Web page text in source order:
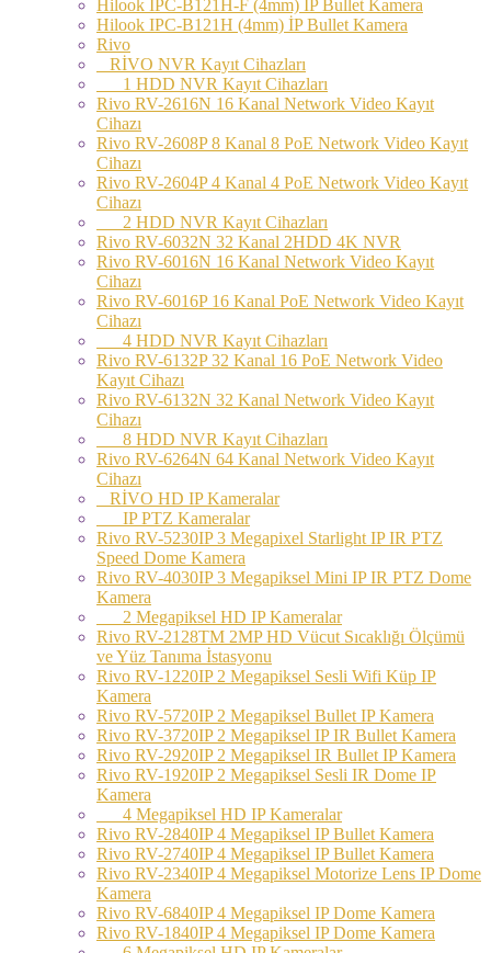
Hilook IPC-B121H-F (4mm) İP Bullet Kamera
Hilook IPC-B121H (4mm) İP Bullet Kamera
Rivo
RİVO NVR Kayıt Cihazları
1 HDD NVR Kayıt Cihazları
Rivo RV-2616N 16 Kanal Network Video Kayıt
Cihazı
Rivo RV-2608P 8 Kanal 8 PoE Network Video Kayıt
Cihazı
Rivo RV-2604P 4 Kanal 4 PoE Network Video Kayıt
Cihazı
2 HDD NVR Kayıt Cihazları
Rivo RV-6032N 32 Kanal 2HDD 4K NVR
Rivo RV-6016N 16 Kanal Network Video Kayıt
Cihazı
Rivo RV-6016P 16 Kanal PoE Network Video Kayıt
Cihazı
4 HDD NVR Kayıt Cihazları
Rivo RV-6132P 32 Kanal 16 PoE Network Video
Kayıt Cihazı
Rivo RV-6132N 32 Kanal Network Video Kayıt
Cihazı
8 HDD NVR Kayıt Cihazları
Rivo RV-6264N 64 Kanal Network Video Kayıt
Cihazı
RİVO HD IP Kameralar
IP PTZ Kameralar
Rivo RV-5230IP 3 Megapixel Starlight IP IR PTZ
Speed Dome Kamera
Rivo RV-4030IP 3 Megapiksel Mini IP IR PTZ Dome
Kamera
2 Megapiksel HD IP Kameralar
Rivo RV-2128TM 2MP HD Vücut Sıcaklığı Ölçümü
ve Yüz Tanıma İstasyonu
Rivo RV-1220IP 2 Megapiksel Sesli Wifi Küp IP
Kamera
Rivo RV-5720IP 2 Megapiksel Bullet IP Kamera
Rivo RV-3720IP 2 Megapiksel IP IR Bullet Kamera
Rivo RV-2920IP 2 Megapiksel IR Bullet IP Kamera
Rivo RV-1920IP 2 Megapiksel Sesli IR Dome IP
Kamera
4 Megapiksel HD IP Kameralar
Rivo RV-2840IP 4 Megapiksel IP Bullet Kamera
Rivo RV-2740IP 4 Megapiksel IP Bullet Kamera
Rivo RV-2340IP 4 Megapiksel Motorize Lens IP Dome
Kamera
Rivo RV-6840IP 4 Megapiksel IP Dome Kamera
Rivo RV-1840IP 4 Megapiksel IP Dome Kamera